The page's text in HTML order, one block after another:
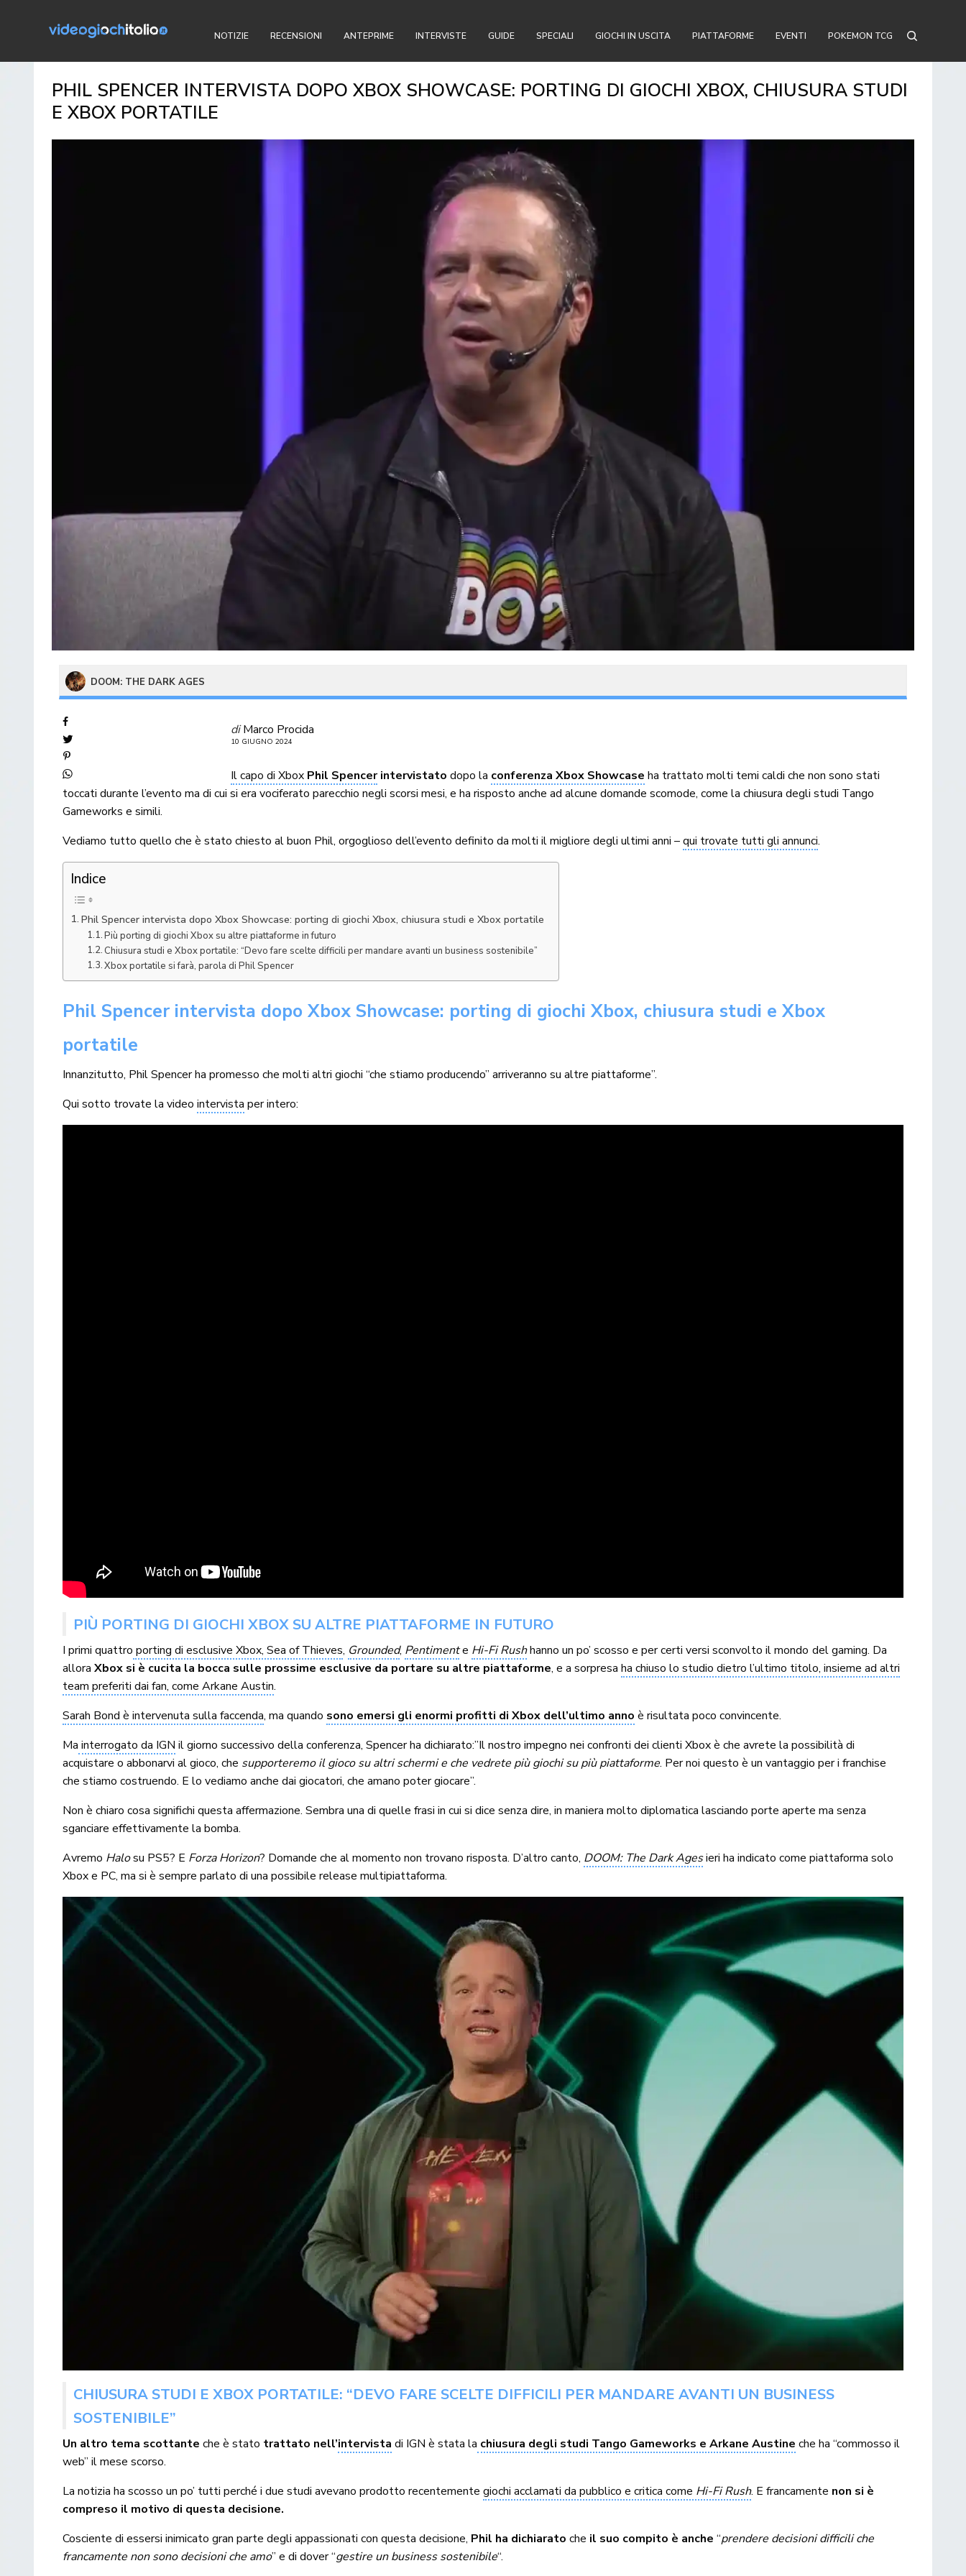
NOTIZIE RECENSIONI ANTEPRIME INTERVISTE GUIDE SPECIALI GIOCHI IN USCITA PIATTAFORME EVENTI POKEMON TCG
PHIL SPENCER INTERVISTA DOPO XBOX SHOWCASE: PORTING DI GIOCHI XBOX, CHIUSURA STUDI
E XBOX PORTATILE
DOOM: THE DARK AGES
di Marco Procida
10 GIUGNO 2024
Il capo di Xbox Phil Spencerintervistato dopo la conferenza Xbox Showcase ha trattato molti temi caldi che non sono stati
toccati durante l’evento ma di cui si era vociferato parecchio negli scorsi mesi, e ha risposto anche ad alcune domande scomode, come la chiusura degli studi Tango
Gameworks e simili.
Vediamo tutto quello che è stato chiesto al buon Phil, orgoglioso dell’evento definito da molti il migliore degli ultimi anni –qui trovate tutti gli annunci.
Indice
Phil Spencer intervista dopo Xbox Showcase: porting di giochi Xbox, chiusura studi e Xbox portatile
Più porting di giochi Xbox su altre piattaforme in futuro
Chiusura studi e Xbox portatile: “Devo fare scelte difficili per mandare avanti un business sostenibile”
Xbox portatile si farà, parola di Phil Spencer
Phil Spencer intervista dopo Xbox Showcase: porting di giochi Xbox, chiusura studi e Xbox
portatile
Innanzitutto, Phil Spencer ha promesso che molti altri giochi “che stiamo producendo” arriveranno su altre piattaforme”.
Qui sotto trovate la videointervista per intero:
PIÙ PORTING DI GIOCHI XBOX SU ALTRE PIATTAFORME IN FUTURO
I primi quattro porting di esclusive Xbox, Sea of Thieves, Grounded, Pentimente Hi-Fi Rushhanno un po’ scosso e per certi versi sconvolto il mondo del gaming. Da
alloraXbox si è cucita la bocca sulle prossime esclusive da portare su altre piattaforme, e a sorpresaha chiuso lo studio dietro l’ultimo titolo, insieme ad altri
team preferiti dai fan, come Arkane Austin.
Sarah Bond è intervenuta sulla faccenda, ma quando sono emersi gli enormi profitti di Xbox dell’ultimo anno è risultata poco convincente.
Ma interrogato da IGN il giorno successivo della conferenza, Spencer ha dichiarato:”Il nostro impegno nei confronti dei clienti Xbox è che avrete la possibilità di
acquistare o abbonarvi al gioco, che supporteremo il gioco su altri schermi e che vedrete più giochi su più piattaforme. Per noi questo è un vantaggio per i franchise
che stiamo costruendo. E lo vediamo anche dai giocatori, che amano poter giocare”.
Non è chiaro cosa significhi questa affermazione. Sembra una di quelle frasi in cui si dice senza dire, in maniera molto diplomatica lasciando porte aperte ma senza
sganciare effettivamente la bomba.
Avremo Halosu PS5? E Forza Horizon? Domande che al momento non trovano risposta. D’altro canto, DOOM: The Dark Agesieri ha indicato come piattaforma solo
Xbox e PC, ma si è sempre parlato di una possibile release multipiattaforma.
CHIUSURA STUDI E XBOX PORTATILE: “DEVO FARE SCELTE DIFFICILI PER MANDARE AVANTI UN BUSINESS
SOSTENIBILE”
Un altro tema scottante che è stato trattato nell’intervista di IGN è stata la chiusura degli studi Tango Gameworks e Arkane Austine che ha “commosso il
web” il mese scorso.
La notizia ha scosso un po’ tutti perché i due studi avevano prodotto recentementegiochi acclamati da pubblico e critica come Hi-Fi Rush. E francamente non si è
compreso il motivo di questa decisione.
Cosciente di essersi inimicato gran parte degli appassionati con questa decisione, Phil ha dichiarato che il suo compito è anche “prendere decisioni difficili che
francamente non sono decisioni che amo” e di dover “gestire un business sostenibile“.